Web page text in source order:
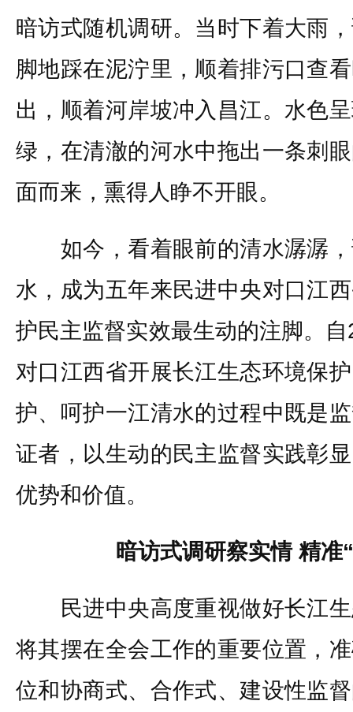
暗访式随机调研。当时下着大雨
脚地踩在泥泞里，顺着排污口查
出，顺着河岸坡冲入昌江。水色
绿，在清澈的河水中拖出一条刺
面而来，熏得人睁不开眼。
如今，看着眼前的清水潺潺，
水，成为五年来民进中央对口江
护民主监督实效最生动的注脚。
对口江西省开展长江生态环境保
护、呵护一江清水的过程中既是
证者，以生动的民主监督实践彰
优势和价值。
暗访式调研察实情 精准
民进中央高度重视做好长江生
将其摆在全会工作的重要位置，
位和协商式、合作式、建设性监